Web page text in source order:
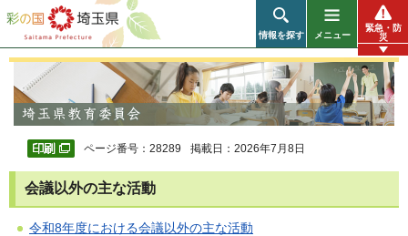
彩の国 埼玉県
情報を探す メニュー
緊急・防
災
ページ番号：28289 掲載日：2026年7月8日
会議以外の主な活動
令和8年度における会議以外の主な活動